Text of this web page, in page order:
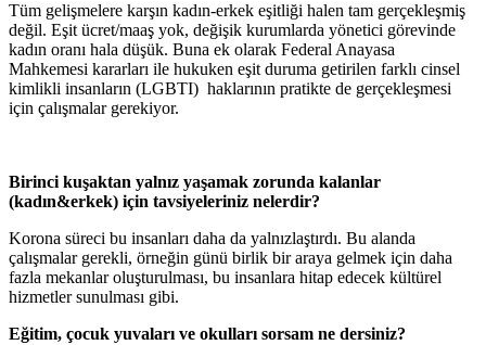
Tüm gelişmelere karşın kadın-erkek eşitliği halen tam gerçekleşmiş
değil. Eşit ücret/maaş yok, değişik kurumlarda yönetici görevinde
kadın oranı hala düşük. Buna ek olarak Federal Anayasa
Mahkemesi kararları ile hukuken eşit duruma getirilen farklı cinsel
kimlikli insanların (LGBTI) haklarının pratikte de gerçekleşmesi
için çalışmalar gerekiyor.
Birinci kuşaktan yalnız yaşamak zorunda kalanlar
(kadın&erkek) için tavsiyeleriniz nelerdir?
Korona süreci bu insanları daha da yalnızlaştırdı. Bu alanda
çalışmalar gerekli, örneğin günü birlik bir araya gelmek için daha
fazla mekanlar oluşturulması, bu insanlara hitap edecek kültürel
hizmetler sunulması gibi.
Eğitim, çocuk yuvaları ve okulları sorsam ne dersiniz?